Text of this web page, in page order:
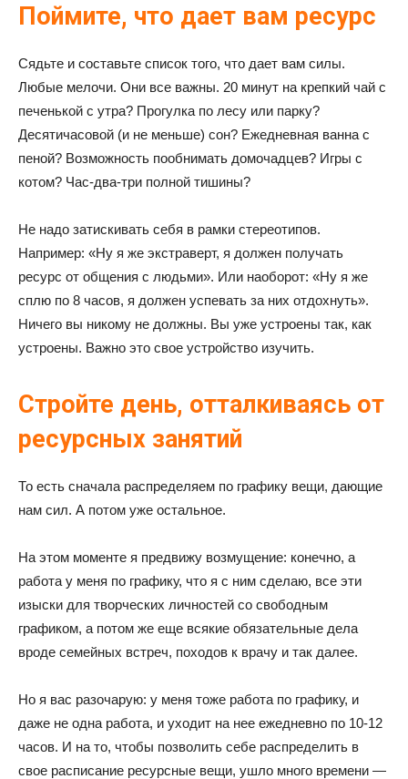
Поймите, что дает вам ресурс
Сядьте и составьте список того, что дает вам силы.
Любые мелочи. Они все важны. 20 минут на крепкий чай с
печенькой с утра? Прогулка по лесу или парку?
Десятичасовой (и не меньше) сон? Ежедневная ванна с
пеной? Возможность пообнимать домочадцев? Игры с
котом? Час-два-три полной тишины?
Не надо затискивать себя в рамки стереотипов.
Например: «Ну я же экстраверт, я должен получать
ресурс от общения с людьми». Или наоборот: «Ну я же
сплю по 8 часов, я должен успевать за них отдохнуть».
Ничего вы никому не должны. Вы уже устроены так, как
устроены. Важно это свое устройство изучить.
Стройте день, отталкиваясь от
ресурсных занятий
То есть сначала распределяем по графику вещи, дающие
нам сил. А потом уже остальное.
На этом моменте я предвижу возмущение: конечно, а
работа у меня по графику, что я с ним сделаю, все эти
изыски для творческих личностей со свободным
графиком, а потом же еще всякие обязательные дела
вроде семейных встреч, походов к врачу и так далее.
Но я вас разочарую: у меня тоже работа по графику, и
даже не одна работа, и уходит на нее ежедневно по 10-12
часов. И на то, чтобы позволить себе распределить в
свое расписание ресурсные вещи, ушло много времени —